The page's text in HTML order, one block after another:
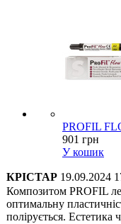
PROFIL
901 грн
У кошик
КРІСТАР 19.09.2024
Композитом PROFІL
оптимальну
полірується. Естетика